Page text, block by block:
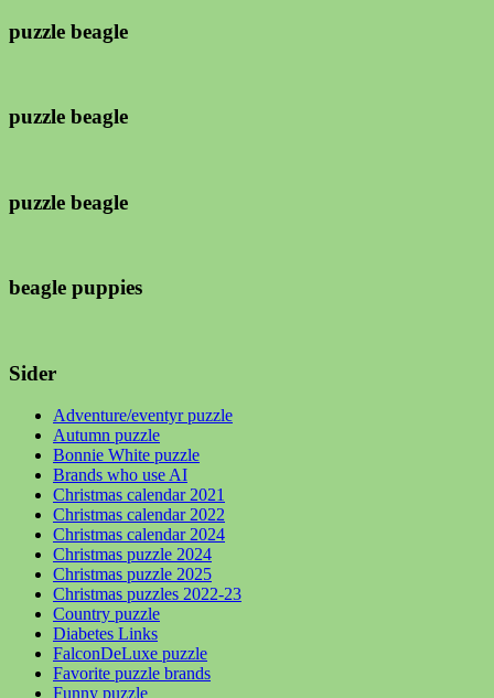
puzzle beagle
puzzle beagle
puzzle beagle
beagle puppies
Sider
Adventure/eventyr puzzle
Autumn puzzle
Bonnie White puzzle
Brands who use AI
Christmas calendar 2021
Christmas calendar 2022
Christmas calendar 2024
Christmas puzzle 2024
Christmas puzzle 2025
Christmas puzzles 2022-23
Country puzzle
Diabetes Links
FalconDeLuxe puzzle
Favorite puzzle brands
Funny puzzle